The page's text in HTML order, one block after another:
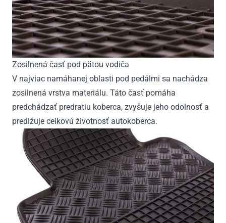
Zosilnená časť pod pätou vodiča
V najviac namáhanej oblasti pod pedálmi sa nachádza
zosilnená vrstva materiálu. Táto časť pomáha
predchádzať predratiu koberca, zvyšuje jeho odolnosť a
predlžuje celkovú životnosť autokoberca.